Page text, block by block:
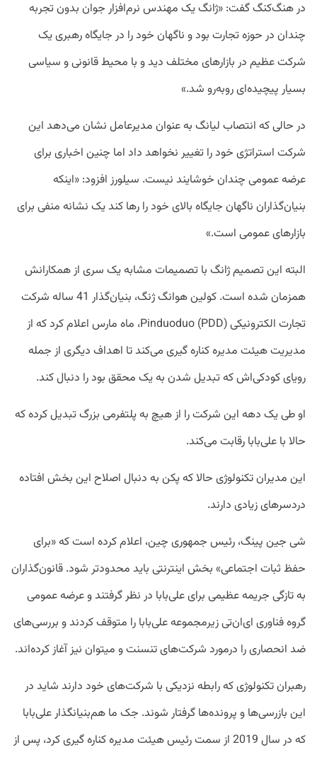
در هنگ‌کنگ گفت: «ژانگ یک مهندس نرم‌افزار جوان بدون تجربه
چندان در حوزه تجارت بود و ناگهان خود را در جایگاه رهبری یک
شرکت عظیم در بازارهای مختلف دید و با محیط قانونی و سیاسی
بسیار پیچیده‌ای روبه‌رو شد.»
در حالی که انتصاب لیانگ به عنوان مدیرعامل نشان می‌دهد این
شرکت استراتژی خود را تغییر نخواهد داد اما چنین اخباری برای
عرضه عمومی چندان خوشایند نیست. سیلورز افزود: «اینکه
بنیان‌گذاران ناگهان جایگاه بالای خود را رها کند یک نشانه منفی برای
بازار‌های عمومی است.»
البته این تصمیم ژانگ با تصمیمات مشابه یک سری از همکارانش
همزمان شده است. کولین هوانگ ژنگ، بنیان‌گذار 41 ساله شرکت
تجارت الکترونیکی Pinduoduo (PDD)، ماه مارس اعلام کرد که از
مدیریت هیئت مدیره کناره گیری می‌کند تا اهداف دیگری از جمله
رویای کودکی‌اش که تبدیل شدن به یک محقق بود را دنبال کند.
او طی یک دهه این شرکت را از هیچ به پلتفرمی بزرگ تبدیل کرده که
حالا با علی‌بابا رقابت می‌کند.
این مدیران تکنولوژی حالا که پکن به دنبال اصلاح این بخش افتاده
دردسر‌های زیادی دارند.
شی جین پینگ، رئیس جمهوری چین، اعلام کرده است که «برای
حفظ ثبات اجتماعی» بخش اینترنتی باید محدودتر شود. قانون‌گذاران
به تازگی جریمه عظیمی برای علی‌بابا در نظر گرفتند و عرضه عمومی
گروه‌ فناوری ای‌ان‌تی زیرمجموعه علی‌بابا را متوقف کردند و بررسی‌های
ضد انحصاری را درمورد شرکت‌های تنسنت و میتوان نیز آغاز کرده‌اند.
رهبران تکنولوژی که رابطه نزدیکی با شرکت‌های خود دارند شاید در
این بازرسی‌ها و پرونده‌ها گرفتار شوند. جک ما هم‌بنیانگذار علی‌بابا
که در سال 2019 از سمت رئیس هیئت مدیره کناره گیری کرد، پس از